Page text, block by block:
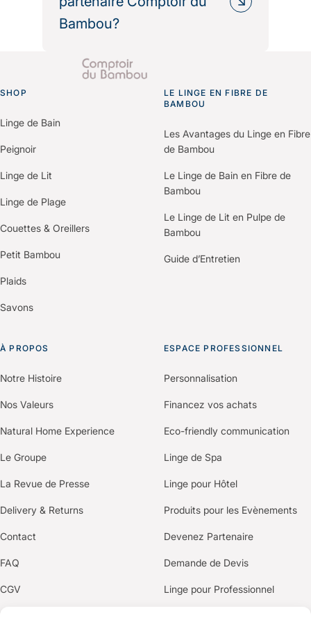
politique RSE.
Nous fournissons les informations
carbone produits pour vos
démarches de certification (Green
Key, Clef Verte, Ecolabel…).
Bambou?
Il vous suffit de nous contacter via le
formulaire “Espace Professionnels”
Un membre de notre équipe vous
recontactera pour comprendre vos
besoins et construire une offre
SHOP
Linge de Bain
Peignoir
Linge de Lit
Linge de Plage
Couettes & Oreillers
Petit Bambou
Plaids
Savons
LE LINGE EN FIBRE DE
BAMBOU
Les Avantages du Linge en Fibre
de Bambou
Le Linge de Bain en Fibre de
Bambou
Le Linge de Lit en Pulpe de
Bambou
Guide d’Entretien
À PROPOS
Notre Histoire
Nos Valeurs
Natural Home Experience
Le Groupe
La Revue de Presse
Delivery & Returns
Contact
FAQ
CGV
Politique de confidentialité
ESPACE PROFESSIONNEL
Personnalisation
Financez vos achats
Eco-friendly communication
Linge de Spa
Linge pour Hôtel
Produits pour les Evènements
Devenez Partenaire
Demande de Devis
Linge pour Professionnel